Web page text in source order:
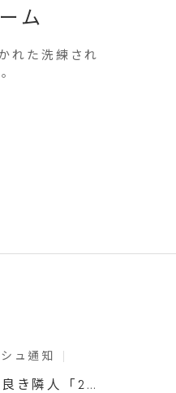
ム
れた洗練され
ュ通知
き隣人「24